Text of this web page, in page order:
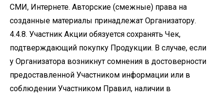
СМИ, Интернете. Авторские (смежные) права на
созданные материалы принадлежат Организатору.
4.4.8. Участник Акции обязуется сохранять Чек,
подтверждающий покупку Продукции. В случае, если
у Организатора возникнут сомнения в достоверности
предоставленной Участником информации или в
соблюдении Участником Правил, наличии в